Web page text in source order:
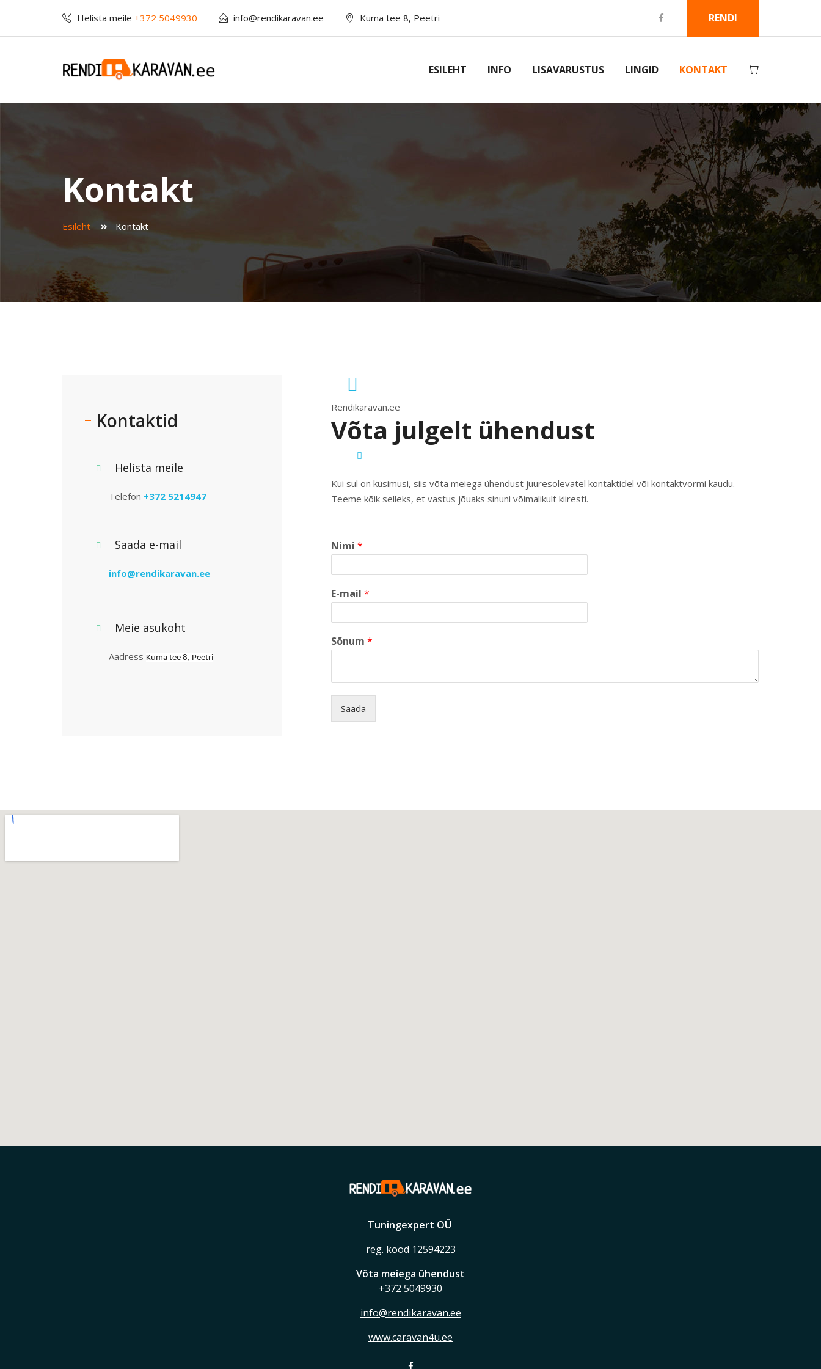
Helista meile +372 5049930 info@rendikaravan.ee Kuma tee 8, Peetri RENDI
ESILEHT INFO LISAVARUSTUS LINGID KONTAKT
Kontakt
Esileht Kontakt
Kontaktid
Helista meile
Telefon +372 5214947
Saada e-mail
info@rendikaravan.ee
Meie asukoht
Aadress Kuma tee 8, Peetri
Rendikaravan.ee
Võta julgelt ühendust
Kui sul on küsimusi, siis võta meiega ühendust juuresolevatel kontaktidel või kontaktvormi kaudu.
Teeme kõik selleks, et vastus jõuaks sinuni võimalikult kiiresti.
Nimi *
E-mail *
Sõnum *
Saada
Tuningexpert OÜ
reg. kood 12594223
Võta meiega ühendust
+372 5049930
info@rendikaravan.ee
www.caravan4u.ee